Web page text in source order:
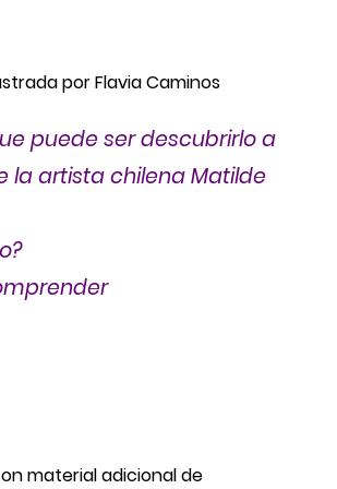
porFlavia Caminos
puede ser descubrirlo a
la artista chilena Matilde
material adicional de